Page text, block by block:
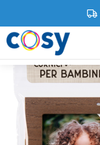
Idee regalo